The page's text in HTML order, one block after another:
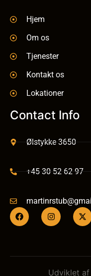
Hjem
Om os
Tjenester
Kontakt os
Lokationer
Contact Info
Ølstykke 3650
+45 30 52 62 97
Udviklet af